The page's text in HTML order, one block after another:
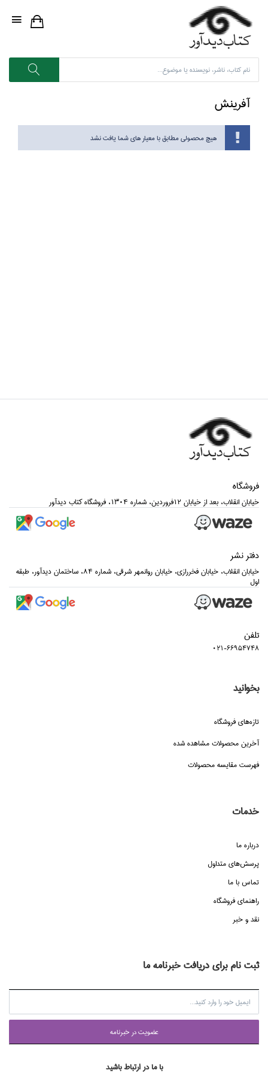
آفرينش
هیچ محصولی مطابق با معیار های شما یافت نشد
فروشگاه
خيابان انقلاب، بعد از خيابان 12فروردين، شماره 1304، فروشگاه كتاب ديدآور
دفتر نشر
خيابان انقلاب، خيابان فخررازي، خيابان روانمهر شرقي، شماره 84، ساختمان ديدآور، طبقه
اول
تلفن
021-66954748
بخوانید
تازه‌هاي فروشگاه
آخرین محصولات مشاهده شده
فهرست مقایسه محصولات
خدمات
درباره ما
پرسش‌هاي متداول
تماس با ما
راهنماي فروشگاه
نقد و خبر
ثبت نام برای دریافت خبرنامه ما
عضويت در خبرنامه
با ما در ارتباط باشید